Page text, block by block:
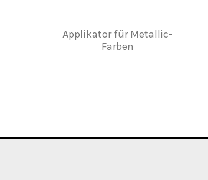
Applikator für Metallic-
Farben